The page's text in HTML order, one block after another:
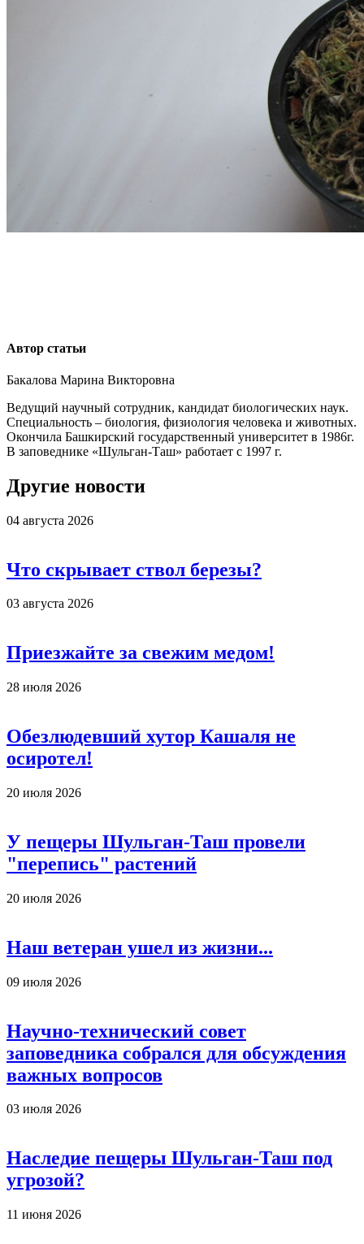
Автор статьи
Бакалова Марина Викторовна
Ведущий научный сотрудник, кандидат биологических наук.
Специальность – биология, физиология человека и животных.
Окончила Башкирский государственный университет в 1986г.
В заповеднике «Шульган-Таш» работает с 1997 г.
Другие новости
04 августа 2026
Что скрывает ствол березы?
03 августа 2026
Приезжайте за свежим медом!
28 июля 2026
Обезлюдевший хутор Кашаля не
осиротел!
20 июля 2026
У пещеры Шульган-Таш провели
"перепись" растений
20 июля 2026
Наш ветеран ушел из жизни...
09 июля 2026
Научно-технический совет
заповедника собрался для обсуждения
важных вопросов
03 июля 2026
Наследие пещеры Шульган-Таш под
угрозой?
11 июня 2026